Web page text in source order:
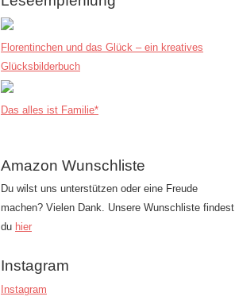
Florentinchen und das Glück – ein kreatives
Glücksbilderbuch
Das alles ist Familie*
Amazon Wunschliste
Du wilst uns unterstützen oder eine Freude
machen? Vielen Dank. Unsere Wunschliste findest
du hier
Instagram
Instagram